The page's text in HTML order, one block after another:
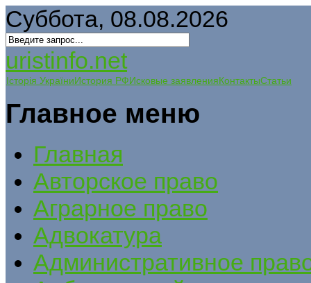
Суббота, 08.08.2026
uristinfo.net
Історія УкраїниИстория РФИсковые заявленияКонтактыСтатьи
Главное меню
Главная
Авторское право
Аграрное право
Адвокатура
Административное